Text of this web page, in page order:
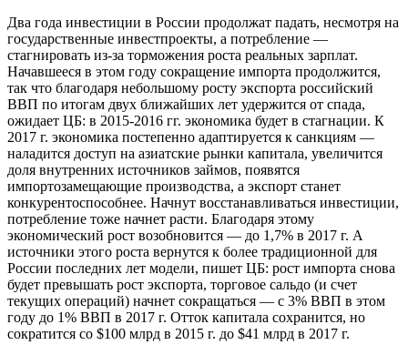
Два года инвестиции в России продолжат падать, несмотря на
государственные инвестпроекты, а потребление —
стагнировать из-за торможения роста реальных зарплат.
Начавшееся в этом году сокращение импорта продолжится,
так что благодаря небольшому росту экспорта российский
ВВП по итогам двух ближайших лет удержится от спада,
ожидает ЦБ: в 2015-2016 гг. экономика будет в стагнации. К
2017 г. экономика постепенно адаптируется к санкциям —
наладится доступ на азиатские рынки капитала, увеличится
доля внутренних источников займов, появятся
импортозамещающие производства, а экспорт станет
конкурентоспособнее. Начнут восстанавливаться инвестиции,
потребление тоже начнет расти. Благодаря этому
экономический рост возобновится — до 1,7% в 2017 г. А
источники этого роста вернутся к более традиционной для
России последних лет модели, пишет ЦБ: рост импорта снова
будет превышать рост экспорта, торговое сальдо (и счет
текущих операций) начнет сокращаться — с 3% ВВП в этом
году до 1% ВВП в 2017 г. Отток капитала сохранится, но
сократится со $100 млрд в 2015 г. до $41 млрд в 2017 г.